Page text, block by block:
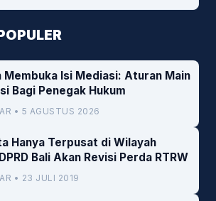
Membuka Isi Mediasi: Aturan Main
Bagi Penegak Hukum
• 5 AGUSTUS 2026
Hanya Terpusat di Wilayah
Bali Akan Revisi Perda RTRW
• 23 JULI 2019